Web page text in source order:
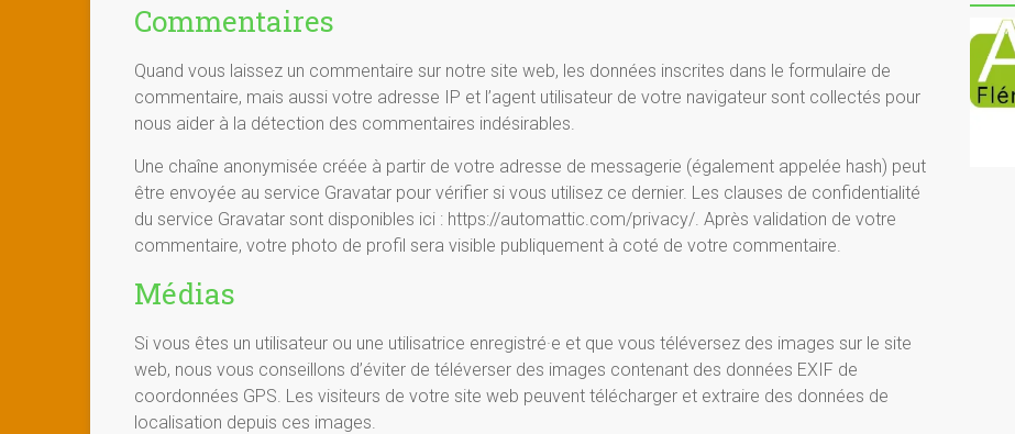
Commentaires
Quand vous laissez un commentaire sur notre site web, les données inscrites dans le formulaire de
commentaire, mais aussi votre adresse IP et l’agent utilisateur de votre navigateur sont collectés pour
nous aider à la détection des commentaires indésirables.
Une chaîne anonymisée créée à partir de votre adresse de messagerie (également appelée hash) peut
être envoyée au service Gravatar pour vérifier si vous utilisez ce dernier. Les clauses de confidentialité
du service Gravatar sont disponibles ici : https://automattic.com/privacy/. Après validation de votre
commentaire, votre photo de profil sera visible publiquement à coté de votre commentaire.
Médias
Si vous êtes un utilisateur ou une utilisatrice enregistré·e et que vous téléversez des images sur le site
web, nous vous conseillons d’éviter de téléverser des images contenant des données EXIF de
coordonnées GPS. Les visiteurs de votre site web peuvent télécharger et extraire des données de
localisation depuis ces images.